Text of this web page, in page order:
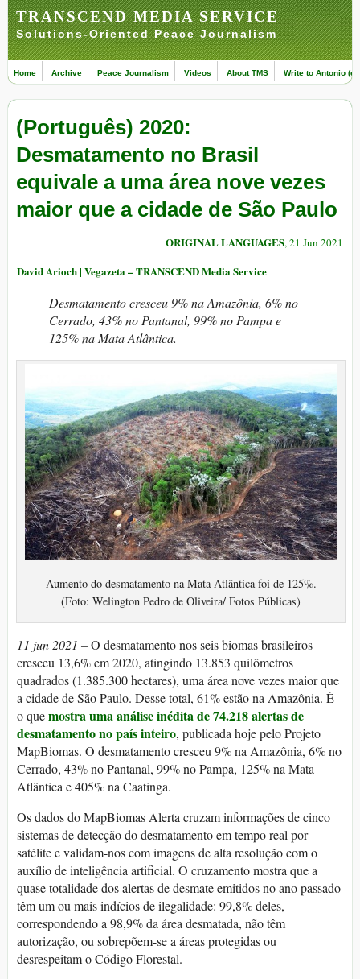
TRANSCEND MEDIA SERVICE
Solutions-Oriented Peace Journalism
Home Archive Peace Journalism Videos About TMS Write to Antonio
(Português) 2020:
Desmatamento no Brasil
equivale a uma área nove vezes
maior que a cidade de São Paulo
ORIGINAL LANGUAGES, 21 Jun 2021
David Arioch | Vegazeta – TRANSCEND Media Service
Desmatamento cresceu 9% na Amazônia, 6% no
Cerrado, 43% no Pantanal, 99% no Pampa e
125% na Mata Atlântica.
Aumento do desmatamento na Mata Atlântica foi de 125%.
(Foto: Welington Pedro de Oliveira/ Fotos Públicas)
11 jun 2021 –O desmatamento nos seis biomas brasileiros
cresceu 13,6% em 2020, atingindo 13.853 quilômetros
quadrados (1.385.300 hectares), uma área nove vezes maior que
a cidade de São Paulo. Desse total, 61% estão na Amazônia. É
o quemostra uma análise inédita de 74.218 alertas de
desmatamento no país inteiro, publicada hoje pelo Projeto
MapBiomas. O desmatamento cresceu 9% na Amazônia, 6% no
Cerrado, 43% no Pantanal, 99% no Pampa, 125% na Mata
Atlântica e 405% na Caatinga.
Os dados do MapBiomas Alerta cruzam informações de cinco
sistemas de detecção do desmatamento em tempo real por
satélite e validam-nos com imagens de alta resolução com o
auxílio de inteligência artificial. O cruzamento mostra que a
quase totalidade dos alertas de desmate emitidos no ano passado
têm um ou mais indícios de ilegalidade: 99,8% deles,
correspondendo a 98,9% da área desmatada, não têm
autorização, ou sobrepõem-se a áreas protegidas ou
desrespeitam o Código Florestal.